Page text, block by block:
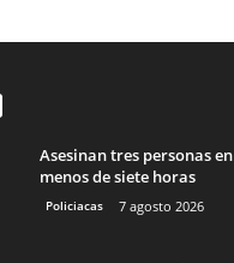
Asesinan tres personas en
menos de siete horas
Policiacas 7 agosto 2026